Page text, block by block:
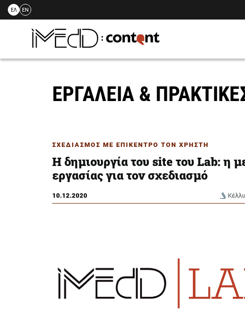
Skip
ΕΛ EN
ΕΡΓΑΛΕΙΑ &
ΣΧΕΔΙΑΣΜΟΣ ΜΕ ΕΠΙΚΕΝΤΡΟ ΤΟΝ ΧΡΗΣΤΗ
Η δημιουργία του site του Lab: η
εργασίας για τον σχεδιασμό
10.12.2020